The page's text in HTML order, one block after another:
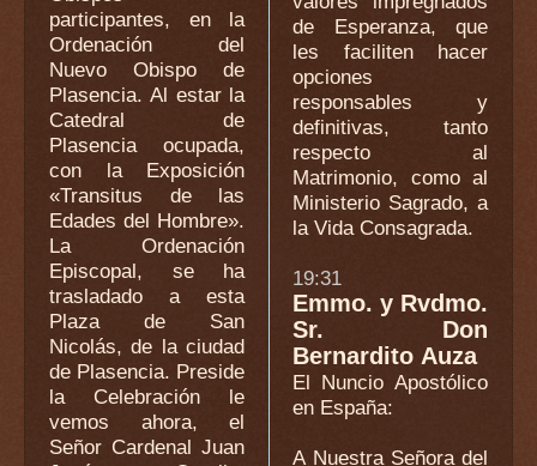
participantes, en la
Ordenación del
Nuevo Obispo de
Plasencia. Al estar la
Catedral de
Plasencia ocupada,
con la Exposición
«Transitus de las
Edades del Hombre».
La Ordenación
Episcopal, se ha
trasladado a esta
Plaza de San
Nicolás, de la ciudad
de Plasencia. Preside
la Celebración le
vemos ahora, el
Señor Cardenal Juan
de Esperanza, que
les faciliten hacer
opciones
responsables y
definitivas, tanto
respecto al
Matrimonio, como al
Ministerio Sagrado, a
la Vida Consagrada.
19:31
Emmo. y Rvdmo.
Sr. Don
Bernardito Auza
El Nuncio Apostólico
en España:
A Nuestra Señora del